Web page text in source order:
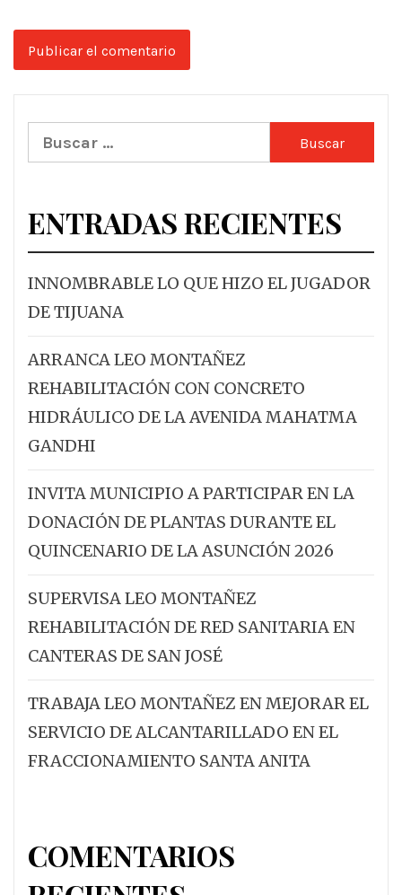
Buscar:
ENTRADAS RECIENTES
INNOMBRABLE LO QUE HIZO EL JUGADOR
DE TIJUANA
ARRANCA LEO MONTAÑEZ
REHABILITACIÓN CON CONCRETO
HIDRÁULICO DE LA AVENIDA MAHATMA
GANDHI
INVITA MUNICIPIO A PARTICIPAR EN LA
DONACIÓN DE PLANTAS DURANTE EL
QUINCENARIO DE LA ASUNCIÓN 2026
SUPERVISA LEO MONTAÑEZ
REHABILITACIÓN DE RED SANITARIA EN
CANTERAS DE SAN JOSÉ
TRABAJA LEO MONTAÑEZ EN MEJORAR EL
SERVICIO DE ALCANTARILLADO EN EL
FRACCIONAMIENTO SANTA ANITA
COMENTARIOS